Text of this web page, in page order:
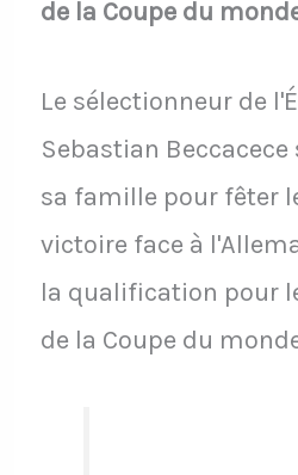
de la Coupe du
Le sélectionneur de
Sebastian
sa famille pour fêter
victoire face à
la qualification pour
de la Coupe du